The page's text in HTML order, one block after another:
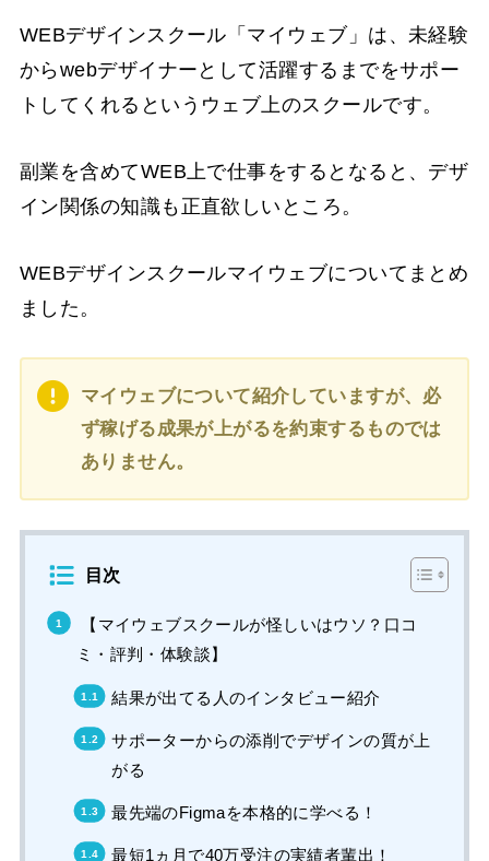
WEBデザインスクール「マイウェブ」は、未経験
からwebデザイナーとして活躍するまでをサポー
トしてくれるというウェブ上のスクールです。
副業を含めてWEB上で仕事をするとなると、デザ
イン関係の知識も正直欲しいところ。
WEBデザインスクールマイウェブについてまとめ
ました。
マイウェブについて紹介していますが、必
ず稼げる成果が上がるを約束するものでは
ありません。
目次
【マイウェブスクールが怪しいはウソ？口コ
ミ・評判・体験談】
結果が出てる人のインタビュー紹介
サポーターからの添削でデザインの質が上
がる
最先端のFigmaを本格的に学べる！
最短1ヵ月で40万受注の実績者輩出！